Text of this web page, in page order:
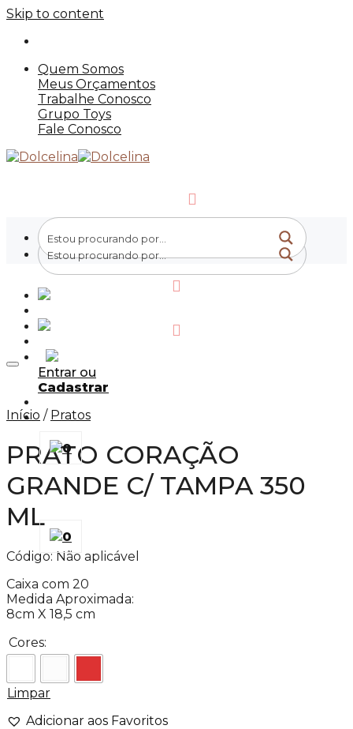
Skip to content
Quem Somos
Meus Orçamentos
Trabalhe Conosco
Grupo Toys
Fale Conosco
Entrar ou
Cadastrar
0
0
Início / Pratos
PRATO CORAÇÃO
GRANDE C/ TAMPA 350
ML
Código: Não aplicável
Caixa com 20
Medida Aproximada:
8cm X 18,5 cm
Cores:
Limpar
Adicionar aos Favoritos